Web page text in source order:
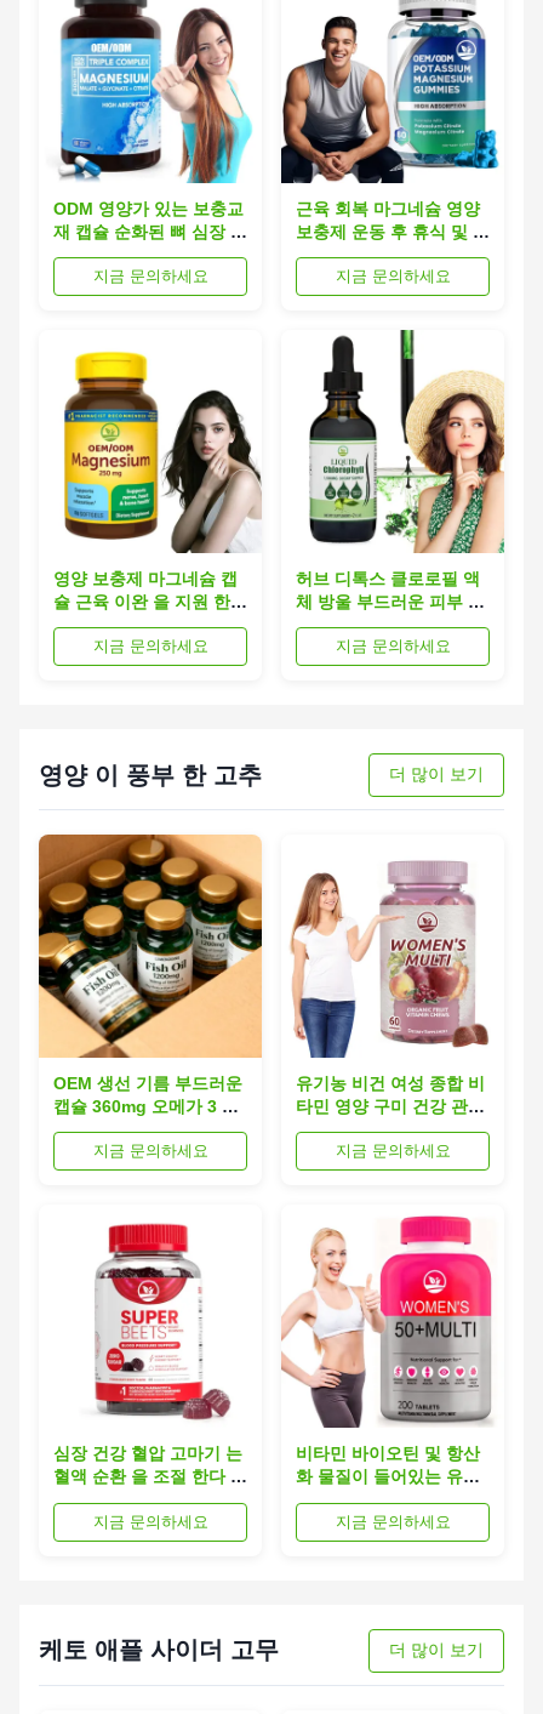
ODM 영양가 있는 보충교
재 캡슐 순화된 뼈 심장 근
육 지원 마그네슘 보충교
지금 문의하세요
근육 회복 마그네슘 영양
보충제 운동 후 휴식 및 경
련 완화
지금 문의하세요
영양 보충제 마그네슘 캡
슐 근육 이완 을 지원 한다
신경 기능 심장 건강
지금 문의하세요
허브 디톡스 클로로필 액
체 방울 부드러운 피부 생
명력 을 위한 내부 정화
지금 문의하세요
영양 이 풍부 한 고추 더 많이 보기
OEM 생선 기름 부드러운
캡슐 360mg 오메가 3 심
장 건강 1200mg 생선 기
름 캡슐지금 문의하세요
유기농 비건 여성 종합 비
타민 영양 구미 건강 관리
지원 피부 건강
지금 문의하세요
심장 건강 혈압 고마기 는
혈액 순환 을 조절 한다 혈
관 건강 을 증진 한다
지금 문의하세요
비타민 바이오틴 및 항산
화 물질이 들어있는 유기
농 여성용 멀티 비타민 약
지금 문의하세요
케토 애플 사이더 고무 더 많이 보기